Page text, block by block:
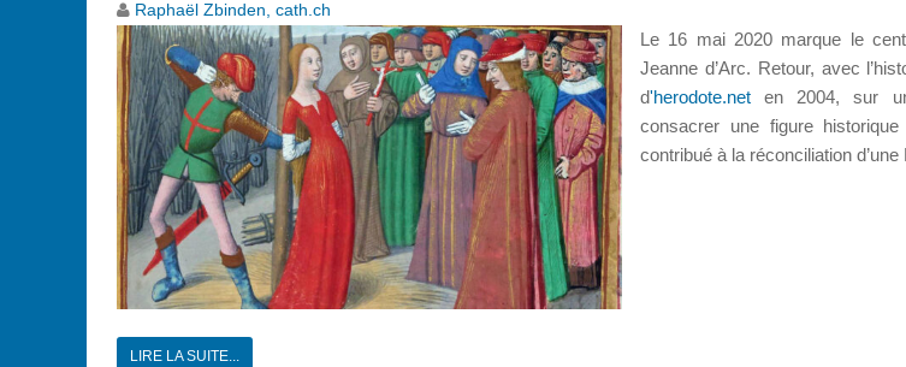
Raphaël Zbinden, cath.ch
Le 16 mai 2020 marque le
Jeanne d’Arc. Retour, avec
d'herodote.net en 2004, sur
consacrer une figure
contribué à la réconciliation
LIRE LA SUITE...